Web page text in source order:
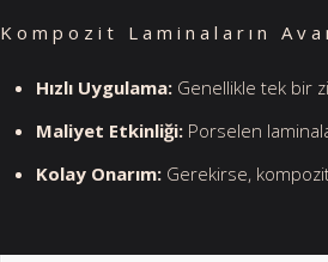
Kompozit Laminaların
Hızlı Uygulama: Genellikle tek bir
Maliyet Etkinliği: Porselen
Kolay Onarım: Gerekirse,